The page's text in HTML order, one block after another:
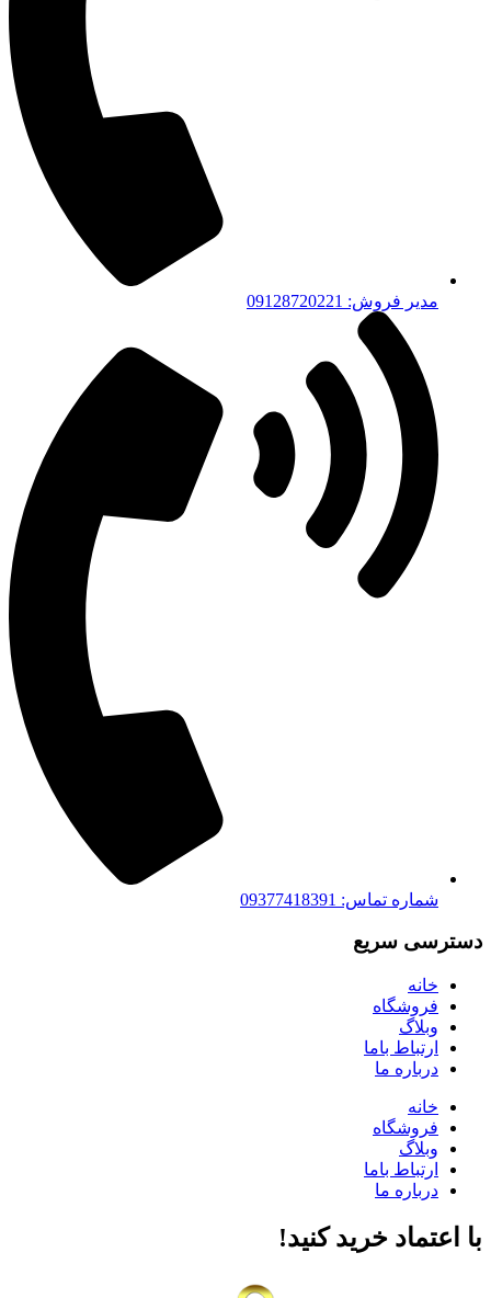
مدیر فروش: 09128720221
شماره تماس: 09377418391
دسترسی سریع
خانه
فروشگاه
وبلاگ
ارتباط باما
درباره ما
خانه
فروشگاه
وبلاگ
ارتباط باما
درباره ما
با اعتماد خرید کنید‌!